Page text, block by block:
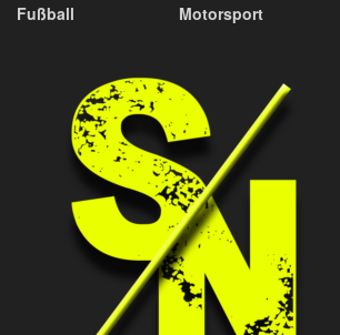
Fußball
Motorsport